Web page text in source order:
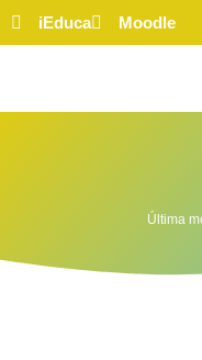
iEduca Moodle
Última